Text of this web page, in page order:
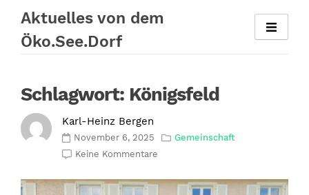
Inhalt
springen
Aktuelles von dem
Öko.See.Dorf
Schlagwort: Königsfeld
Karl-Heinz Bergen
November 6, 2025
Gemeinschaft
Keine Kommentare